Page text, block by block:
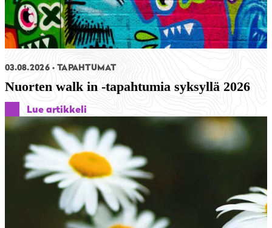
03.08.2026 TAPAHTUMAT
Nuorten walk in -tapahtumia syksyllä 2026
Lue artikkeli